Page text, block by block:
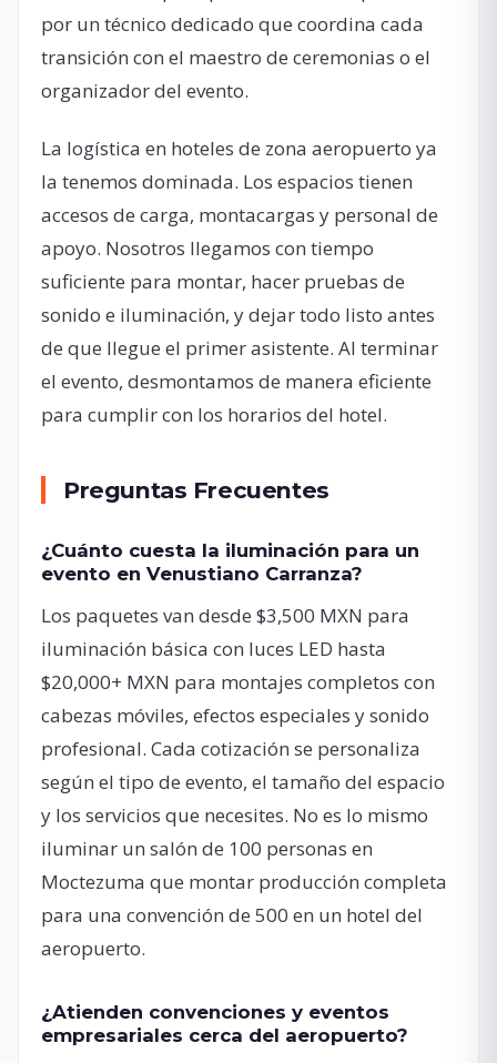
por un técnico dedicado que coordina cada
transición con el maestro de ceremonias o el
organizador del evento.
La logística en hoteles de zona aeropuerto ya
la tenemos dominada. Los espacios tienen
accesos de carga, montacargas y personal de
apoyo. Nosotros llegamos con tiempo
suficiente para montar, hacer pruebas de
sonido e iluminación, y dejar todo listo antes
de que llegue el primer asistente. Al terminar
el evento, desmontamos de manera eficiente
para cumplir con los horarios del hotel.
Preguntas Frecuentes
¿Cuánto cuesta la iluminación para un
evento en Venustiano Carranza?
Los paquetes van desde $3,500 MXN para
iluminación básica con luces LED hasta
$20,000+ MXN para montajes completos con
cabezas móviles, efectos especiales y sonido
profesional. Cada cotización se personaliza
según el tipo de evento, el tamaño del espacio
y los servicios que necesites. No es lo mismo
iluminar un salón de 100 personas en
Moctezuma que montar producción completa
para una convención de 500 en un hotel del
aeropuerto.
¿Atienden convenciones y eventos
empresariales cerca del aeropuerto?